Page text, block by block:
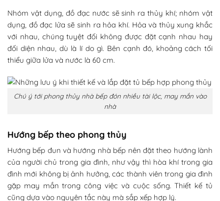
Nhóm vật dụng, đồ đạc nước sẽ sinh ra thủy khí; nhóm vật
dụng, đồ đạc lửa sẽ sinh ra hỏa khí. Hỏa và thủy xung khắc
với nhau, chúng tuyệt đối không được đặt cạnh nhau hay
đối diện nhau, dù là lí do gì. Bên cạnh đó, khoảng cách tối
thiểu giữa lửa và nước là 60 cm.
Chú ý tới phong thủy nhà bếp đón nhiều tài lộc, may mắn vào
nhà
Hướng bếp theo phong thủy
Hướng bếp đun và hướng nhà bếp nên đặt theo hướng lành
của người chủ trong gia đình, như vậy thì hòa khí trong gia
đình mới không bị ảnh hưởng, các thành viên trong gia đình
gặp may mắn trong công việc và cuộc sống. Thiết kế tủ
cũng dựa vào nguyên tắc này mà sắp xếp hợp lý.